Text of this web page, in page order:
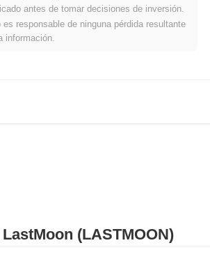
(LASTMOON)
con el mercado cripto en general?
LastMoon ha ganó
que registró una disminución del
antes de tomar decisiones de inversión.
es responsable de ninguna pérdida resultante
información.